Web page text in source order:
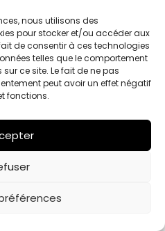
nous utilisons des
pour stocker et/ou accéder aux
de consentir à ces technologies
telles que le comportement
ce site. Le fait de ne pas
peut avoir un effet négatif
fonctions.
propulsé par